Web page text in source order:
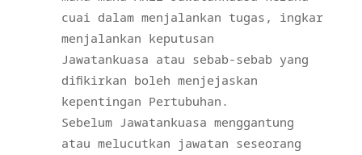
cuai dalam menjalankan tugas, ingkar
menjalankan keputusan
Jawatankuasa atau sebab-sebab yang
difikirkan boleh menjejaskan
kepentingan Pertubuhan.
Sebelum Jawatankuasa menggantung
atau melucutkan jawatan seseorang